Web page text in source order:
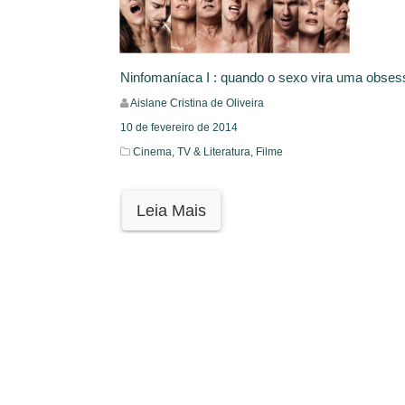
Ninfomaníaca I : quando o sexo vira uma
Aislane Cristina de Oliveira
10 de fevereiro de 2014
Cinema, TV & Literatura, Filme
Leia Mais